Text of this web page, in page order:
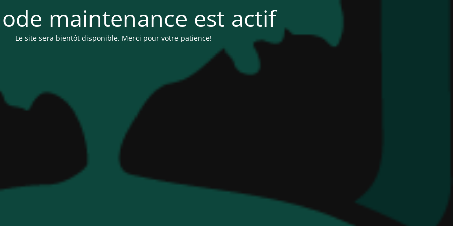
maintenance est actif
Le site sera bientôt disponible. Merci pour votre patience!